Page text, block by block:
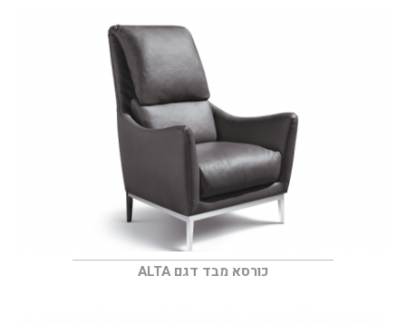
כורסא מבד דגם ALTA